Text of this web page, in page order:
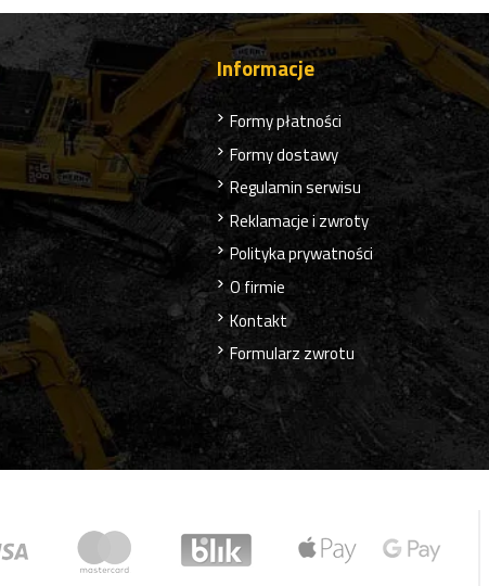
Informacje
Formy płatności
Formy dostawy
Regulamin serwisu
Reklamacje i zwroty
Polityka prywatności
O firmie
Kontakt
Formularz zwrotu